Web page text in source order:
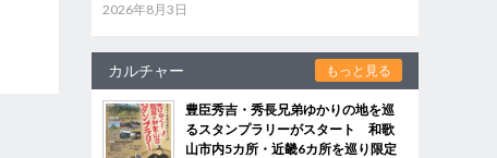
2026年8月3日
カルチャー もっと見る
豊臣秀吉・秀長兄弟ゆかりの地を巡
るスタンプラリーがスタート 和歌
山市内5カ所・近畿6カ所を巡り限定